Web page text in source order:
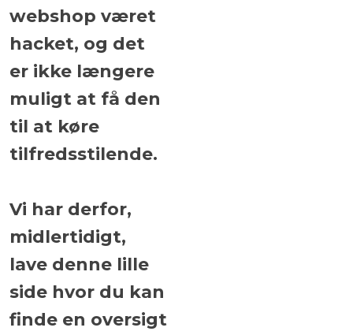
webshop været
hacket, og det
er ikke længere
muligt at få den
til at køre
tilfredsstilende.
​Vi har derfor,
midlertidigt,
lave denne lille
side hvor du kan
finde en oversigt